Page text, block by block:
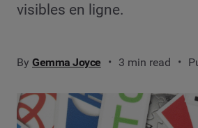
visibles en ligne.
By Gemma Joyce 3 min read